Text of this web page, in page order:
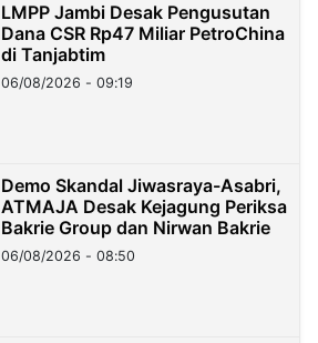
LMPP Jambi Desak Pengusutan
Dana CSR Rp47 Miliar PetroChina
di Tanjabtim
06/08/2026 - 09:19
Demo Skandal Jiwasraya-Asabri,
ATMAJA Desak Kejagung Periksa
Bakrie Group dan Nirwan Bakrie
06/08/2026 - 08:50